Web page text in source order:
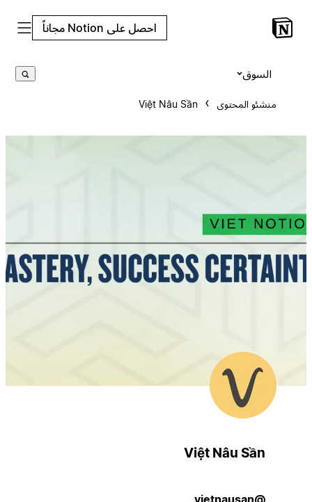
احصل على Notion مجاناً
منشئو المحتوى Việt Nâu Sần
Việt Nâu Sần